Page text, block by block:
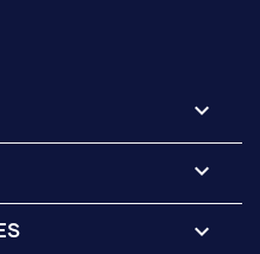
keyboard_arrow_down

